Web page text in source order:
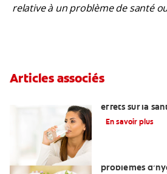
relative à un problème de santé
Articles associés
effets sur la
En savoir plus
problèmes